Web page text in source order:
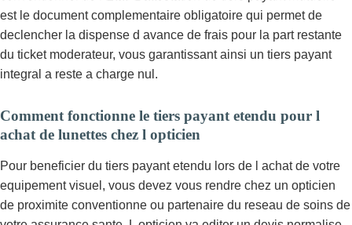
est le document complementaire obligatoire qui permet de
declencher la dispense d avance de frais pour la part restante
du ticket moderateur, vous garantissant ainsi un tiers payant
integral a reste a charge nul.
Comment fonctionne le tiers payant etendu pour l
achat de lunettes chez l opticien
Pour beneficier du tiers payant etendu lors de l achat de votre
equipement visuel, vous devez vous rendre chez un opticien
de proximite conventionne ou partenaire du reseau de soins de